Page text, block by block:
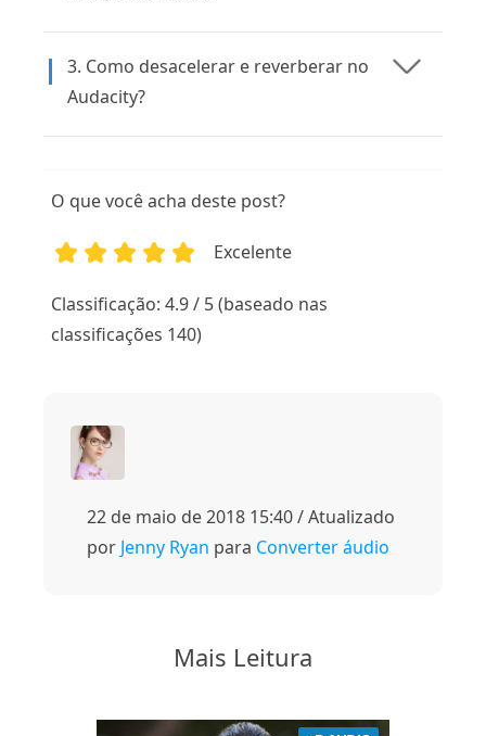
3. Como desacelerar e reverberar no
Audacity?
O que você acha deste post?
Excelente
Classificação: 4.9 / 5 (baseado nas
classificações 140)
22 de maio de 2018 15:40 / Atualizado
por Jenny Ryan para Converter áudio
Mais Leitura